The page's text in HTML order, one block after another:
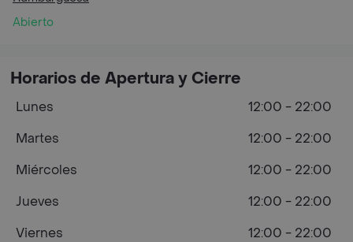
Abierto
Horarios de Apertura y Cierre
Lunes
12:00 - 22:00
Martes
12:00 - 22:00
Miércoles
12:00 - 22:00
Jueves
12:00 - 22:00
Viernes
12:00 - 22:00